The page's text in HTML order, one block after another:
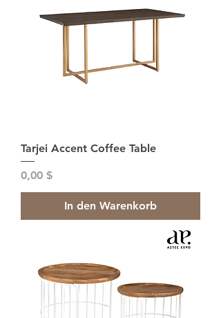
Tarjei Accent Coffee Table
Preis
0,00 $
In den Warenkorb